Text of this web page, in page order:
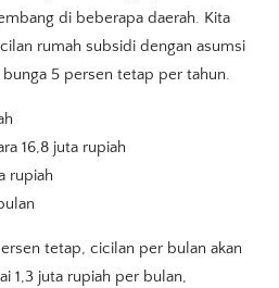
di beberapa daerah. Kita
rumah subsidi dengan asumsi
5 persen tetap per tahun.
16,8 juta rupiah
rupiah
tetap, cicilan per bulan akan
1,3 juta rupiah per bulan,